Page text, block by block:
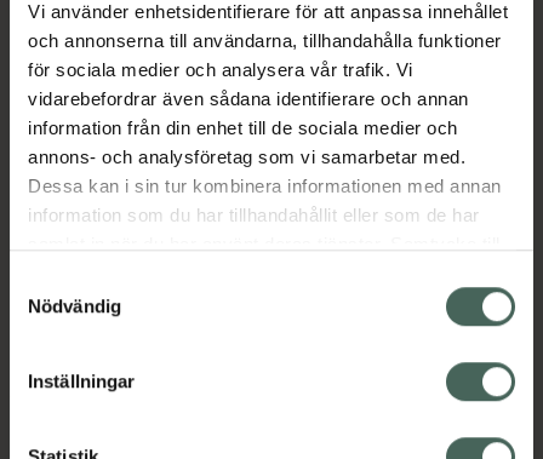
Vi använder enhetsidentifierare för att anpassa innehållet
och annonserna till användarna, tillhandahålla funktioner
för sociala medier och analysera vår trafik. Vi
vidarebefordrar även sådana identifierare och annan
information från din enhet till de sociala medier och
annons- och analysföretag som vi samarbetar med.
Dessa kan i sin tur kombinera informationen med annan
information som du har tillhandahållit eller som de har
återkalla ditt samtycke via webbplatsens
cookieinställningar. Ett återkallat samtycke påverkar inte
lagligheten av behandling som skett innan återkallelsen.
Nödvändig
Inställningar
Beskrivning Dölj
Läs alltid bipacksedeln innan
användning.
EAN:
03499320008624